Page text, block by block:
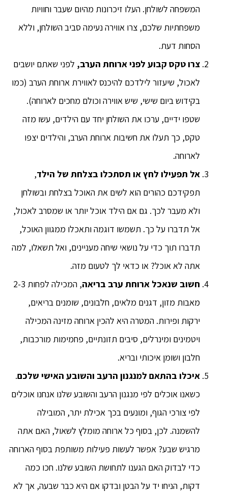
המשפחה לשולחן. העלו זיכרונות מהיום שעבר וחוויות
משפחתיות שלכם, צרו אווירה נעימה סביב השולחן, וללא
הסחות דעת.
צרו טקס קבוע לפני ארוחת הערב, לפני שאתם יושבים
לאכול, שיעזור לילדכם להיכנס לאווירת ארוחת הערב (כמו
בקידוש ביום שישי, שיש אווירה וכולם מחכים לארוחה).
שטפו ידיים, ערכו את השולחן יחד עם הילדים, עשו מזה
טקס, כך תעלו את חשיבות ארוחת הערב, והילדים יצפו
לארוחה.
אל תפעילו לחץ או תסתכלו בצלחת של הילד,
תפקידכם כהורים הוא לשים את האוכל בצלחת ובשולחן
ולא מעבר לכך. גם אם הילד אוכל יותר או שמסרב לאכול,
אל תדברו על כך. תשמשו דוגמה ותאכלו ממגוון האוכל,
תדברו תוך כדי על נושאי שיחה מעניינים, ואל תשאלו, למה
אתה לא אוכל? או כדאי לך לטעום מזה.
חשוב שנאכל ארוחת ערב בריאה
, המכילה לפחות 2-3
מאבות מזון, דגנים מלאים, חלבונים, שומנים בריאים,
ירקות ופירות. המטרה היא להכין ארוחה מזינה המכילה
ויטמינים ומינרלים, סיבים תזונתיים, פחמימות מורכבות,
חלבון ושומן איכותי ובריא.
איכלו בהתאם למנגנון הרעב והשובע האישי שלכם.
כשאנו אוכלים לפי מנגנון הרעב והשובע שלנו אנחנו אוכלים
לפי צורכי הגוף, ומונעים בכך אכילת יתר, המובילה
להשמנה. לכן, בסוף כל ארוחה מומלץ לשאול, האם אתה
מרגיש שבע? אפשר לעשות פעילות משותפת בסוף הארוחה
כדי לבדוק האם הגענו לתחושת השובע שלנו. חכו כמה
דקות, הניחו יד על הבטן ובדקו אם היא כבר שבעה, אך לא